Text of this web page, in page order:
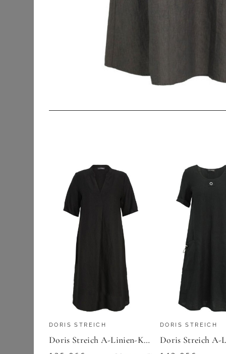
Jacken & Mäntel
Jeanskleider
Maxikleider
Sommerkleider
Strick- &
Jerseykleider
Wickelkleider
Outdoorbekleidung
Pullover & Strick
Röcke
Sommerkleid
56,99
SHEEGO
DORIS STREICH
Doris Streich A-Linien-Kleid (1-tlg) aus Leinen
DORIS STREICH